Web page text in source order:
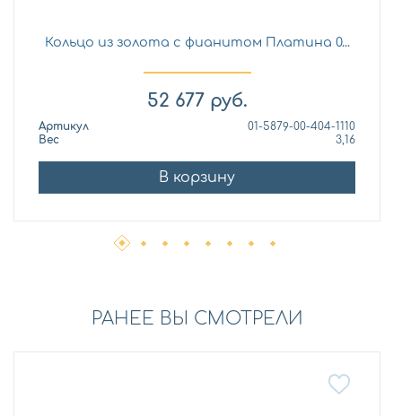
Кольцо из золота с фианитом Платина 0...
52 677 руб.
Артикул
01-5879-00-404-1110
Вес
3,16
В корзину
РАНЕЕ ВЫ СМОТРЕЛИ